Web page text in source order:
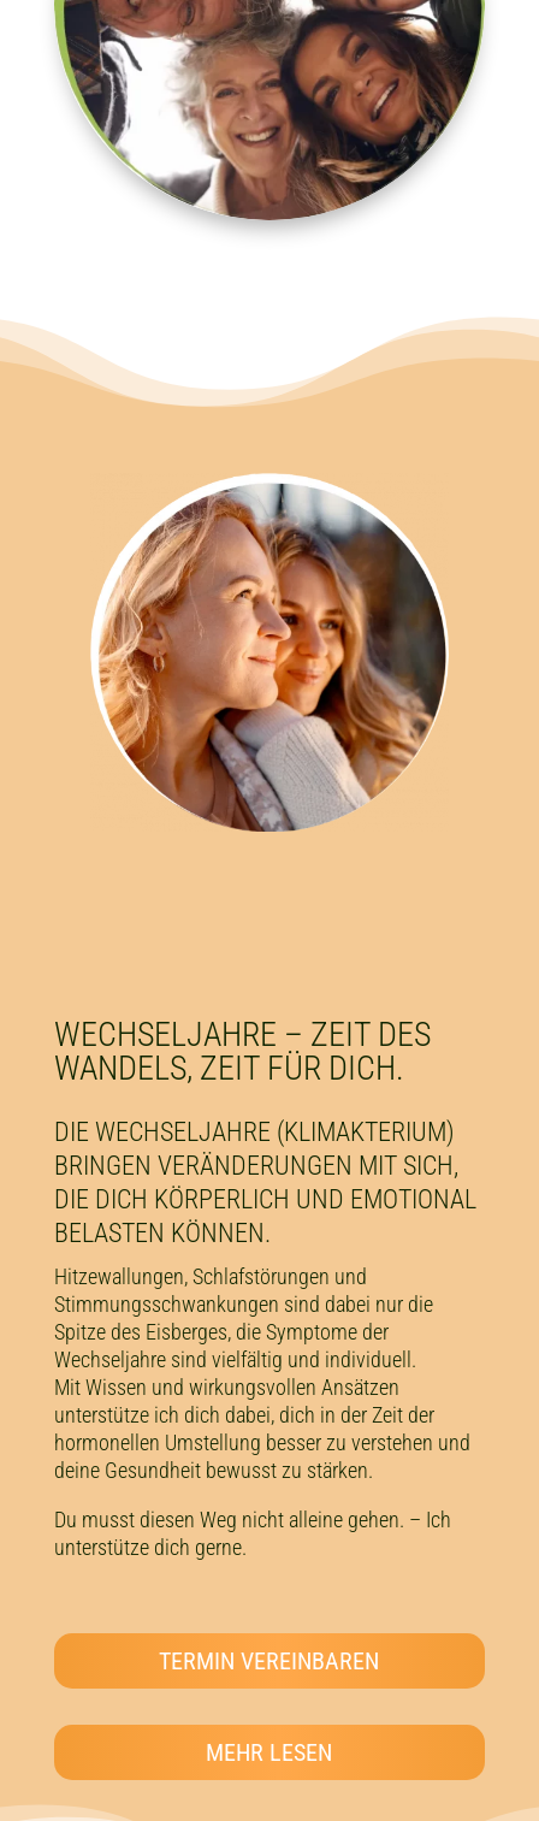
WECHSELJAHRE – ZEIT DES
WANDELS, ZEIT FÜR DICH.
DIE WECHSELJAHRE (KLIMAKTERIUM)
BRINGEN VERÄNDERUNGEN MIT SICH,
DIE DICH KÖRPERLICH UND EMOTIONAL
BELASTEN KÖNNEN.
Hitzewallungen, Schlafstörungen und
Stimmungsschwankungen sind dabei nur die
Spitze des Eisberges, die Symptome der
Wechseljahre sind vielfältig und individuell.
Mit Wissen und wirkungsvollen Ansätzen
unterstütze ich dich dabei, dich in der Zeit der
hormonellen Umstellung besser zu verstehen und
deine Gesundheit bewusst zu stärken.
Du musst diesen Weg nicht alleine gehen. – Ich
unterstütze dich gerne.
TERMIN VEREINBAREN
MEHR LESEN